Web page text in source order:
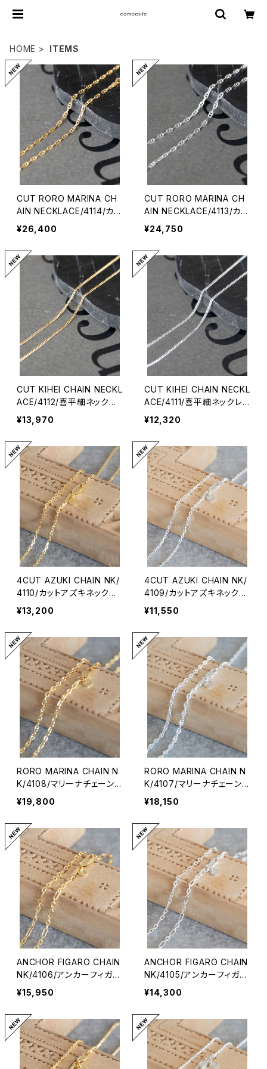
HOME ITEMS
CUT RORO MARINA CH
AIN NECKLACE/4114/カッ
トロロマリーナネックレス
¥26,400
CUT RORO MARINA CH
AIN NECKLACE/4113/カッ
トロロマリーナネックレス
¥24,750
CUT KIHEI CHAIN NECKL
ACE/4112/喜平細ネックレ
ス
¥13,970
CUT KIHEI CHAIN NECKL
ACE/4111/喜平細ネックレ
ス
¥12,320
4CUT AZUKI CHAIN NK/
4110/カットアズキネックレ
ス
¥13,200
4CUT AZUKI CHAIN NK/
4109/カットアズキネックレ
ス
¥11,550
RORO MARINA CHAIN N
K/4108/マリーナチェーンネ
ックレス
¥19,800
RORO MARINA CHAIN N
K/4107/マリーナチェーンネ
ックレス
¥18,150
ANCHOR FIGARO CHAIN
NK/4106/アンカーフィガロ
チェーンネックレス
¥15,950
ANCHOR FIGARO CHAIN
NK/4105/アンカーフィガロ
チェーンネックレス
¥14,300